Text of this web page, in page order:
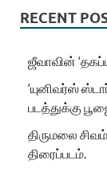
RECENT
ஜீவாவின்
‘யுனிவர்ஸ்
படத்துக்கு
திருமலை
திரைப்படம்.